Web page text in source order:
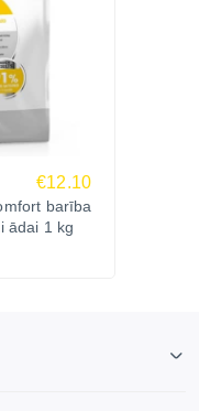
€12.10
barība
ādai 1 kg